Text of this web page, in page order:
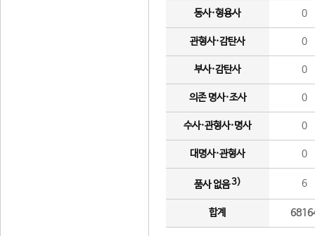
동사·형용사 0
관형사·감탄사 0
부사·감탄사 0
의존 명사·조사 0
수사·관형사·명사 0
대명사·관형사 0
품사 없음3) 6
합계